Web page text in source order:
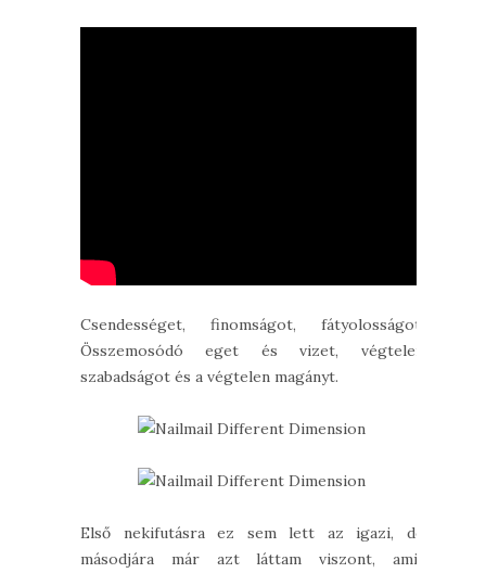
Csendességet, finomságot, fátyolosságot.
Összemosódó eget és vizet, végtelen
szabadságot és a végtelen magányt.
Első nekifutásra ez sem lett az igazi, de
másodjára már azt láttam viszont, amit